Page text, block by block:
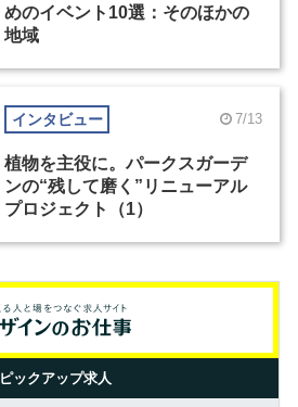
めのイベント10選：そのほかの
地域
インタビュー 7/13
植物を主役に。パークスガーデ
ンの“残して磨く”リニューアル
プロジェクト（1）
ピックアップ求人